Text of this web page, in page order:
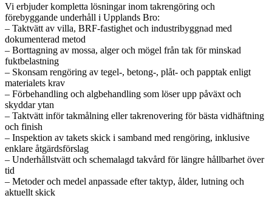
Vi erbjuder kompletta lösningar inom takrengöring och
förebyggande underhåll i Upplands Bro:
– Taktvätt av villa, BRF-fastighet och industribyggnad med
dokumenterad metod
– Borttagning av mossa, alger och mögel från tak för minskad
fuktbelastning
– Skonsam rengöring av tegel-, betong-, plåt- och papptak enligt
materialets krav
– Förbehandling och algbehandling som löser upp påväxt och
skyddar ytan
– Taktvätt inför takmålning eller takrenovering för bästa vidhäftning
och finish
– Inspektion av takets skick i samband med rengöring, inklusive
enklare åtgärdsförslag
– Underhållstvätt och schemalagd takvård för längre hållbarhet över
tid
– Metoder och medel anpassade efter taktyp, ålder, lutning och
aktuellt skick